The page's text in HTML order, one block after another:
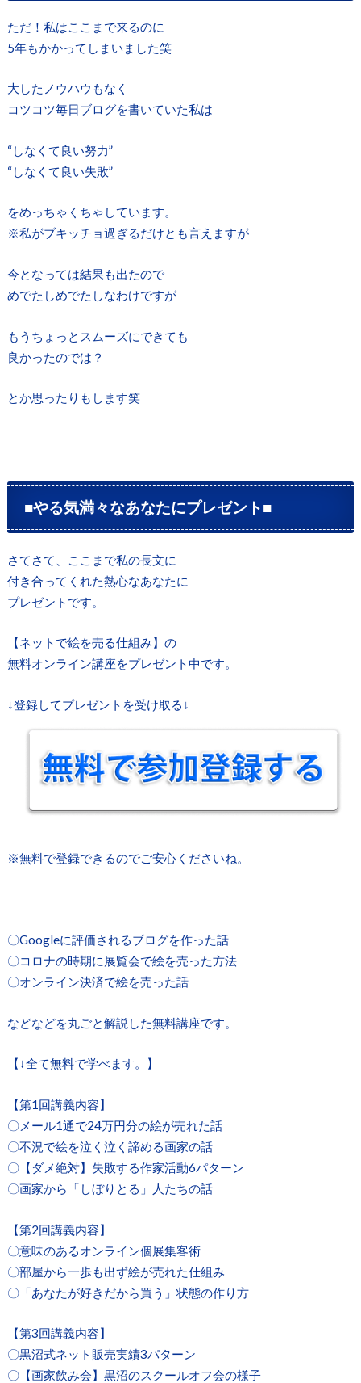
ただ！私はここまで来るのに
5年もかかってしまいました笑
大したノウハウもなく
コツコツ毎日ブログを書いていた私は
“しなくて良い努力”
“しなくて良い失敗”
をめっちゃくちゃしています。
※私がブキッチョ過ぎるだけとも言えますが
今となっては結果も出たので
めでたしめでたしなわけですが
もうちょっとスムーズにできても
良かったのでは？
とか思ったりもします笑
■やる気満々なあなたにプレゼント■
さてさて、ここまで私の長文に
付き合ってくれた熱心なあなたに
プレゼントです。
【ネットで絵を売る仕組み】の
無料オンライン講座をプレゼント中です。
↓登録してプレゼントを受け取る↓
※無料で登録できるのでご安心くださいね。
〇Googleに評価されるブログを作った話
〇コロナの時期に展覧会で絵を売った方法
〇オンライン決済で絵を売った話
などなどを丸ごと解説した無料講座です。
【↓全て無料で学べます。】
【第1回講義内容】
〇メール1通で24万円分の絵が売れた話
〇不況で絵を泣く泣く諦める画家の話
〇【ダメ絶対】失敗する作家活動6パターン
〇画家から「しぼりとる」人たちの話
【第2回講義内容】
〇意味のあるオンライン個展集客術
〇部屋から一歩も出ず絵が売れた仕組み
〇「あなたが好きだから買う」状態の作り方
【第3回講義内容】
〇黒沼式ネット販売実績3パターン
〇【画家飲み会】黒沼のスクールオフ会の様子